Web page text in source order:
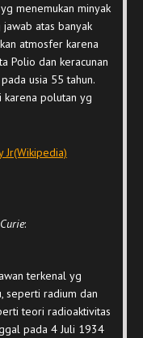
menemukan minyak
atas banyak
atmosfer karena
Polio dan keracunan
usia 55 tahun.
karena polutan yg
Jr(Wikipedia)
:
terkenal yg
seperti radium dan
teori radioaktivitas
pada 4 Juli 1934